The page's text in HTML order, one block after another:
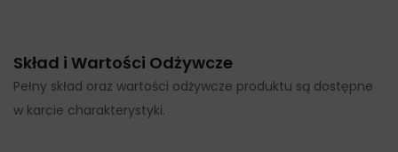
Skład i Wartości Odżywcze
Pełny skład oraz wartości odżywcze produktu są dostępne
w karcie charakterystyki.